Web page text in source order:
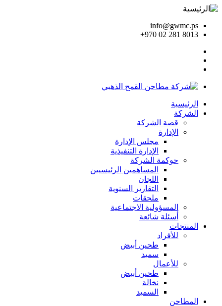
info@gwmc.ps
+970 02 281 8013
الرئيسية
الشركة
قصة الشركة
الإدارة
مجلس الإدارة
الإدارة التنفيذية
حوكمة الشركة
المساهمين الرئيسيين
اللجان
التقارير السنوية
ملحقات
المسؤولية الاجتماعية
أسئلة شائعة
المنتجات
للأفراد
طحين أبيض
سميد
للأعمال
طحين أبيض
نخالة
السميد
المطاحن